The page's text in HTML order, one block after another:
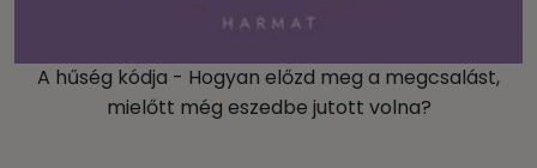
A hűség kódja - Hogyan előzd meg a megcsalást,
mielőtt még eszedbe jutott volna?